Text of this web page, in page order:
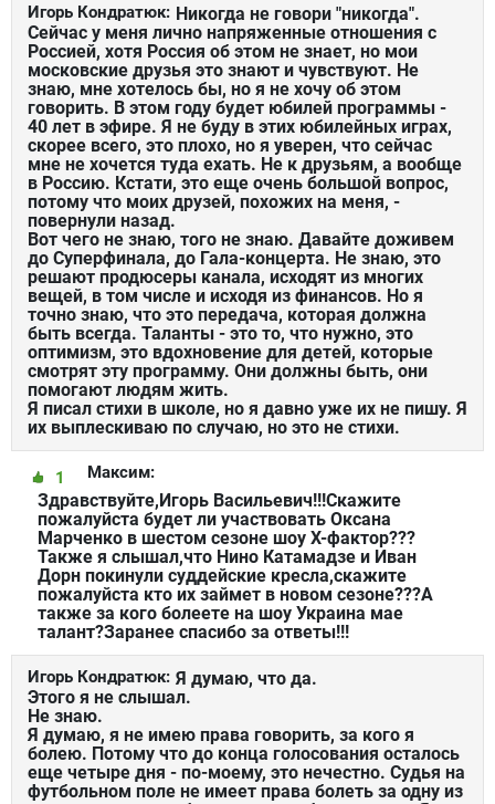
Игорь Кондратюк: Никогда не говори "никогда".
Сейчас у меня лично напряженные отношения с
Россией, хотя Россия об этом не знает, но мои
московские друзья это знают и чувствуют. Не
знаю, мне хотелось бы, но я не хочу об этом
говорить. В этом году будет юбилей программы -
40 лет в эфире. Я не буду в этих юбилейных играх,
скорее всего, это плохо, но я уверен, что сейчас
мне не хочется туда ехать. Не к друзьям, а вообще
в Россию. Кстати, это еще очень большой вопрос,
потому что моих друзей, похожих на меня, -
повернули назад.
Вот чего не знаю, того не знаю. Давайте доживем
до Суперфинала, до Гала-концерта. Не знаю, это
решают продюсеры канала, исходят из многих
вещей, в том числе и исходя из финансов. Но я
точно знаю, что это передача, которая должна
быть всегда. Таланты - это то, что нужно, это
оптимизм, это вдохновение для детей, которые
смотрят эту программу. Они должны быть, они
помогают людям жить.
Я писал стихи в школе, но я давно уже их не пишу. Я
их выплескиваю по случаю, но это не стихи.
Максим:
1
Здравствуйте,Игорь Васильевич!!!Скажите
пожалуйста будет ли участвовать Оксана
Марченко в шестом сезоне шоу Х-фактор???
Также я слышал,что Нино Катамадзе и Иван
Дорн покинули суддейские кресла,скажите
пожалуйста кто их займет в новом сезоне???А
также за кого болеете на шоу Украина мае
талант?Заранее спасибо за ответы!!!
Игорь Кондратюк: Я думаю, что да.
Этого я не слышал.
Не знаю.
Я думаю, я не имею права говорить, за кого я
болею. Потому что до конца голосования осталось
еще четыре дня - по-моему, это нечестно. Судья на
футбольном поле не имеет права болеть за одну из